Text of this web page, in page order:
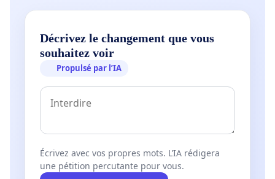
Décrivez le changement que vous
souhaitez voir
Propulsé par l’IA
Écrivez avec vos propres mots. L’IA rédigera
une pétition percutante pour vous.